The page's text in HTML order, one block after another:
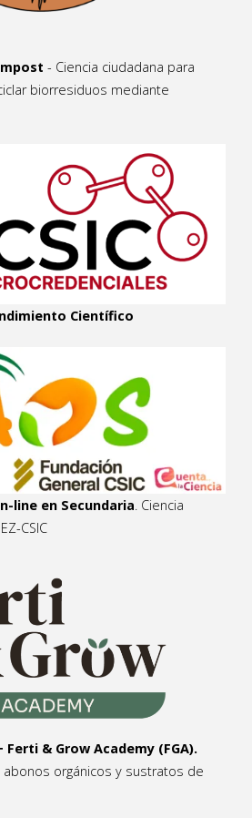
- Ciencia ciudadana para
biorresiduos mediante
Científico
line en Secundaria. Ciencia
CSIC
& Grow Academy (FGA).
orgánicos y sustratos de